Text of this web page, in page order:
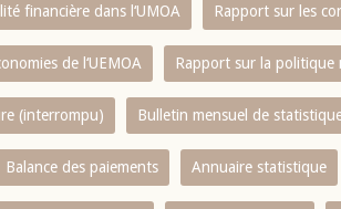
financière dans l‘UMOA Rapport sur les
de l‘UEMOA Rapport sur la politique
(interrompu) Bulletin mensuel de
Balance des paiements Annuaire statistique